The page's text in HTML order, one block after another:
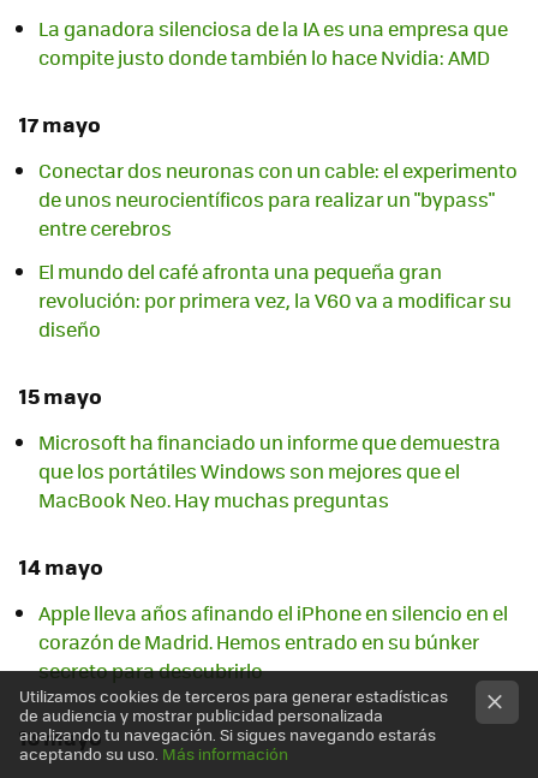
La ganadora silenciosa de la IA es una empresa que
compite justo donde también lo hace Nvidia: AMD
17 mayo
Conectar dos neuronas con un cable: el experimento
de unos neurocientíficos para realizar un "bypass"
entre cerebros
El mundo del café afronta una pequeña gran
revolución: por primera vez, la V60 va a modificar su
diseño
15 mayo
Microsoft ha financiado un informe que demuestra
que los portátiles Windows son mejores que el
MacBook Neo. Hay muchas preguntas
14 mayo
Apple lleva años afinando el iPhone en silencio en el
corazón de Madrid. Hemos entrado en su búnker
secreto para descubrirlo
13 mayo
Utilizamos cookies de terceros para generar estadísticas
de audiencia y mostrar publicidad personalizada
analizando tu navegación. Si sigues navegando estarás
aceptando su uso. Más información